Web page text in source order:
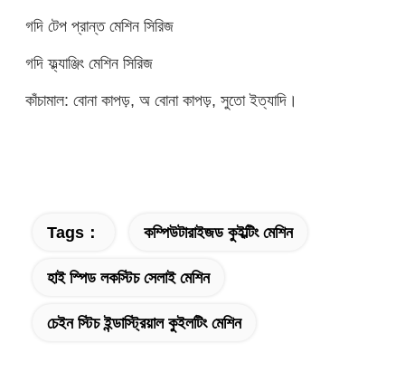
গদি টেপ প্রান্ত মেশিন সিরিজ
গদি ফ্ল্যাঞ্জিং মেশিন সিরিজ
কাঁচামাল: বোনা কাপড়, অ বোনা কাপড়, সুতো ইত্যাদি।
Tags： কম্পিউটারাইজড কুইল্টিং মেশিন
হাই স্পিড লকস্টিচ সেলাই মেশিন
চেইন স্টিচ ইন্ডাস্ট্রিয়াল কুইলটিং মেশিন